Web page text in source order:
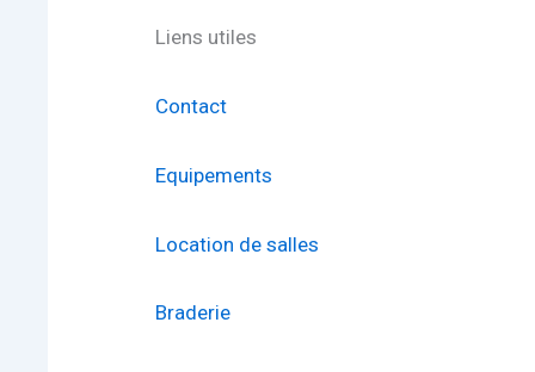
Liens utiles
Contact
Equipements
Location de salles
Braderie